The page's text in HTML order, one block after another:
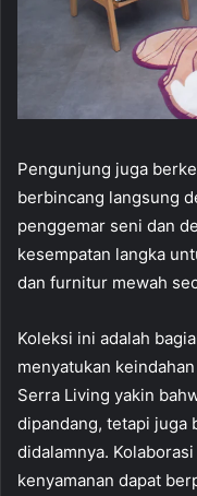
Pengunjung juga
berbincang langsung
penggemar seni dan
kesempatan langka
dan furnitur mewah
Koleksi ini adalah
menyatukan
Serra Living yakin
dipandang, tetapi juga
didalamnya.
kenyamanan dapat